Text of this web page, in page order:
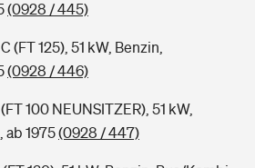
(0928 / 445)
(FT 125), 51 kW, Benzin,
(0928 / 446)
100 NEUNSITZER), 51 kW,
ab 1975(0928 / 447)